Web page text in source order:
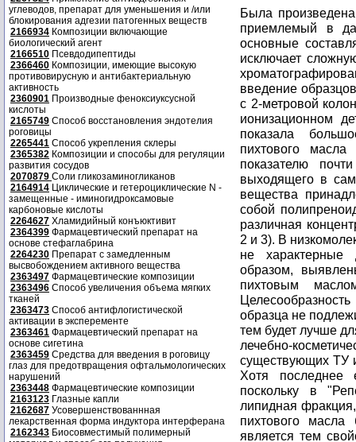
углеводов, препарат для уменьшения и /или
блокирования адгезии патогенных веществ
2166934 Композиции включающие
биологический агент
2166510 Псевдодипептиды
2366460 Композиции, имеющие высокую
противовирусную и антибактериальную
активность
2360901 Производные феноксиуксусной
кислоты
2165749 Способ восстановления эндотелия
роговицы
2265441 Способ укрепления склеры
2365382 Композиции и способы для регуляции
развития сосудов
2070879 Соли гликозаминогликанов
2164914 Циклические и гетероциклические N -
замещенные - иминогидроксамовые
карбоновые кислоты
2264627 Хламидийный конъюктивит
2364399 Фармацевтический препарат на
основе стефаглабрина
2264230 Препарат с замедленным
высвобождением активного вещества
2363497 Фармацевтические композиции
2363496 Способ увеличения объема мягких
тканей
2363473 Способ антифлогистической
активации в эксперементе
2363461 Фармацевтический препарат на
основе сигетина
2363459 Средства для введения в роговицу
глаз для предотвращения офтальмологических
нарушений
2363448 Фармацевтические композиции
2163123 Глазные капли
2162687 Усовершенствованнная
лекарственная форма индуктора интерферана
2162343 Биосовместимый полимерный
Была
приемлемый в
основные
исключает
введение
с 2-метровой
ионизационном
показала
пихтового
показателю
выходящего в
вещества
собой
различная
2 и 3). В
не характерные
образом,
пихтовым
образца не
тем будет лучше
лечебно-
существующих ТУ
Хотя
поскольку в
липидная
пихтового
является тем